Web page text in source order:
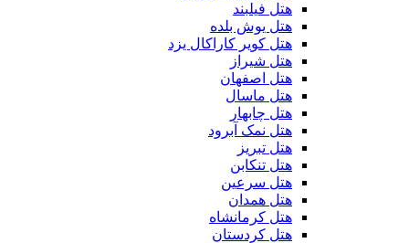
هتل فیلبند
هتل یوش بلده
هتل کویر کاراکال یزد
هتل شیراز
هتل اصفهان
هتل ماسال
هتل چابهار
هتل نمک آبرود
هتل تبریز
هتل تنکابن
هتل سرعین
هتل همدان
هتل کرمانشاه
هتل کردستان